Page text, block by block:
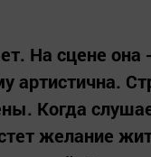
На сцене
артистична.
Когда
желание